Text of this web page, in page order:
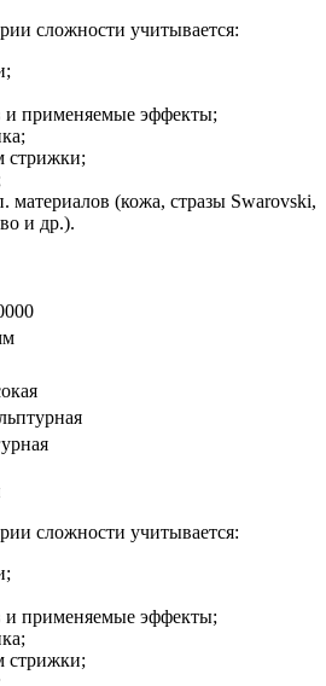
сложности учитывается:
и применяемые эффекты;
стрижки;
материалов (кожа, стразы Swarovski,
и др.).
сложности учитывается:
и применяемые эффекты;
стрижки;